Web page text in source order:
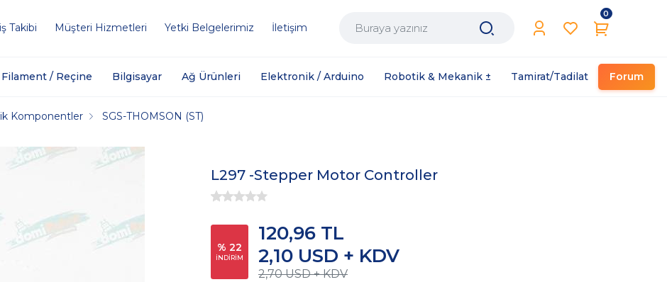
Takibi Müşteri Hizmetleri Yetki Belgelerimiz İletişim
0
Filament / Reçine Bilgisayar Ağ Ürünleri Elektronik / Arduino Robotik & Mekanik ± Tamirat/Tadilat Forum
Komponentler SGS-THOMSON (ST)
L297 -Stepper Motor Controller
% 22
İNDİRİM
2,70 USD + KDV
2,10 USD + KDV
120,96 TL